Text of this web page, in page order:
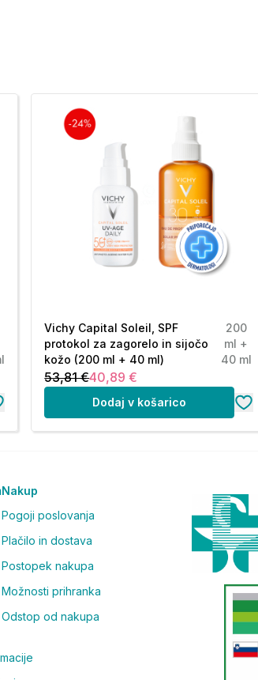
Vichy Capital Soleil, SPF
protokol za zagorelo in sijočo
kožo (200 ml + 40 ml)
200
ml +
40 ml
53,81 €40,89 €
Dodaj v košarico
Nakup
Pogoji poslovanja
Plačilo in dostava
Postopek nakupa
Možnosti prihranka
Odstop od nakupa